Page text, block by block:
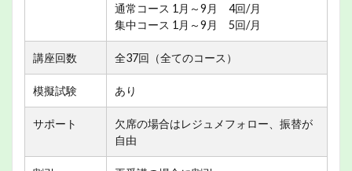
通常コース 1月～9月 4回/月
集中コース 1月～9月 5回/月
講座回数 全37回（全てのコース）
模擬試験 あり
サポート
欠席の場合はレジュメフォロー、振替が
自由